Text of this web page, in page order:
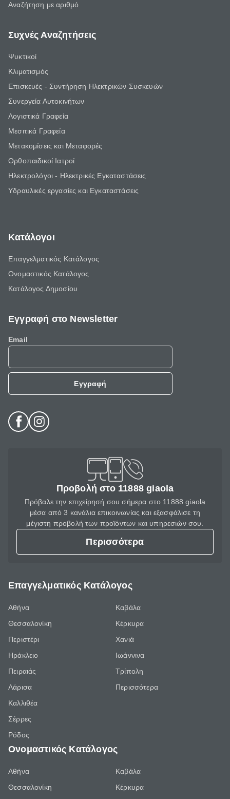
Αναζήτηση με αριθμό
Συχνές Αναζητήσεις
Ψυκτικοί
Κλιματισμός
Επισκευές - Συντήρηση Ηλεκτρικών Συσκευών
Συνεργεία Αυτοκινήτων
Λογιστικά Γραφεία
Μεσιτικά Γραφεία
Μετακομίσεις και Μεταφορές
Ορθοπαιδικοί Ιατροί
Ηλεκτρολόγοι - Ηλεκτρικές Εγκαταστάσεις
Υδραυλικές εργασίες και Εγκαταστάσεις
Κατάλογοι
Επαγγελματικός Κατάλογος
Ονομαστικός Κατάλογος
Κατάλογος Δημοσίου
Εγγραφή στο Newsletter
Email
Εγγραφή
Προβολή στο 11888 giaola
Πρόβαλε την επιχείρησή σου σήμερα στο 11888 giaola
μέσα από 3 κανάλια επικοινωνίας και εξασφάλισε τη
μέγιστη προβολή των προϊόντων και υπηρεσιών σου.
Περισσότερα
Επαγγελματικός Κατάλογος
Αθήνα
Θεσσαλονίκη
Περιστέρι
Ηράκλειο
Πειραιάς
Λάρισα
Καλλιθέα
Σέρρες
Ρόδος
Καβάλα
Κέρκυρα
Χανιά
Ιωάννινα
Τρίπολη
Περισσότερα
Ονομαστικός Κατάλογος
Αθήνα
Θεσσαλονίκη
Καβάλα
Κέρκυρα